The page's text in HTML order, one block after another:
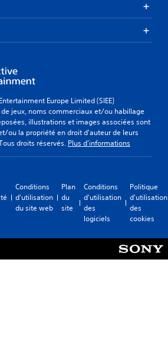
Europe Limited (SIEE)
jeux, noms commerciaux et/ou habillage
illustrations et images associées sont
ou la propriété en droit d'auteur de leurs
droits réservés. Plus d'informations
Conditions
d'utilisation
du site web
Plan
du
site
Conditions
d'utilisation
des
logiciels
Politique
d'utilisation
des
cookies